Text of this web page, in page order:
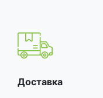
Доставка